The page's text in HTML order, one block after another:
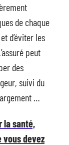
de chaque
et d’éviter les
peut
des
suivi du
…
la santé,
devez